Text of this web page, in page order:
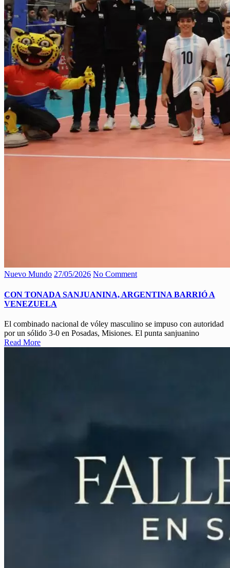
Nuevo Mundo 27/05/2026 No Comment
CON TONADA SANJUANINA, ARGENTINA BARRIÓ A
VENEZUELA
El combinado nacional de vóley masculino se impuso con autoridad
por un sólido 3-0 en Posadas, Misiones. El punta sanjuanino
Read More